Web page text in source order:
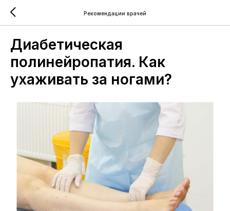
Рекомендации врачей
Диабетическая
полинейропатия. Как
ухаживать за ногами?